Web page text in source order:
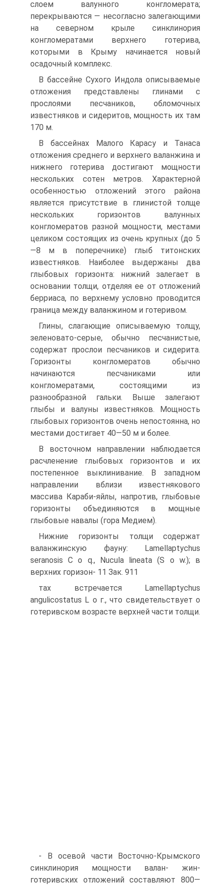
слоем валунного конгломерата;
перекрываются — несоглас­но залегающими
на северном крыле синклинория
конгломератами верх­него готерива,
которыми в Крыму начинается новый
осадочный ком­плекс.
В бассейне Сухого Индола описываемые
отложения представлены глинами с
прослоями песчаников, обломочных
известняков и сидери­тов, мощность их там
170 м.
В бассейнах Малого Карасу и Танаса
отложения среднего и верх­него валанжина и
нижнего готерива достигают мощности
нескольких сотен метров. Характерной
особенностью отложений этого района
является присутствие в глинистой толще
нескольких горизонтов валун­ных
конгломератов разной мощности, местами
целиком состоящих из очень крупных (до 5
—8 м в поперечнике) глыб титонских
известняков. Наиболее выдержаны два
глыбовых горизонта: нижний залегает в
основании толщи, отделяя ее от отложений
берриаса, по верхнему условно проводится
граница между валанжином и готеривом.
Глины, слагающие описываемую толщу,
зеленовато-серые, обычно песчанистые,
содержат прослои песчаников и сидерита.
Горизонты кон­гломератов обычно
начинаются песчаниками или
конгломератами, со­стоящими из
разнообразной гальки. Выше залегают
глыбы и валуны известняков. Мощность
глыбовых горизонтов очень непостоянна, но
местами достигает 40—50 м и более.
В восточном направлении наблюдается
расчленение глыбовых горизонтов и их
постепенное выклинивание. В западном
направлении вблизи известнякового
массива Караби-яйлы, напротив, глыбовые
гори­зонты объединяются в мощные
глыбовые навалы (гора Медием).
Нижние горизонты толщи содержат
валанжинскую фауну: Lamel­laptychus
seranosis С о q., Nucula lineata (S о w.); в
верхних горизон- 11 Зак. 911
тах встречается Lamellaptychus
angulicostatus L о г., что свидетель­ствует о
готеривском возрасте верхней части толщи.
- В осевой части Восточно-Крымского
синклинория мощности валан- жин-
готеривских отложений составляют 800—